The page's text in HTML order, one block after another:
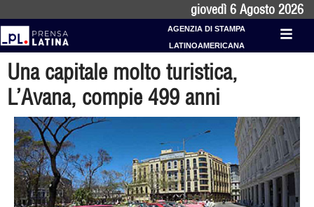
giovedì 6 Agosto 2026
AGENZIA DI STAMPA
LATINOAMERICANA
Una capitale molto turistica,
L’Avana, compie 499 anni